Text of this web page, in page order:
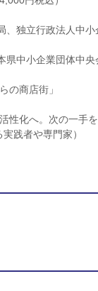
、独立行政法人中
団体中央会、
商店街」
化へ。次の一手を
者や専門家）